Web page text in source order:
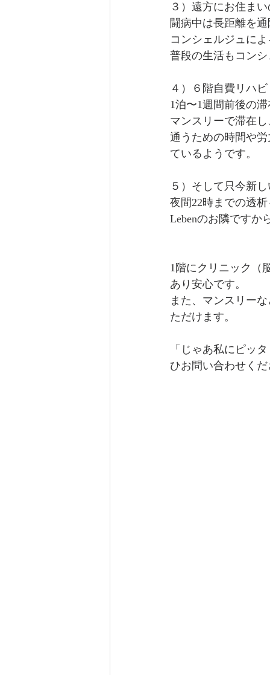
３）遠方にお住ま
闘病中は長距離を
コンシェルジュに
普段の生活もコン
４）６階自費リハ
1泊〜1週間前後の
マンスリーで滞在
通うための時間や
ているようです。
５）そして只今新
夜間22時までの透
Lebenのお隣ですか
1階にクリニック（
あり安心です。
また、マンスリー
ただけます。
「じゃあ私にピッ
ひお問い合わせく